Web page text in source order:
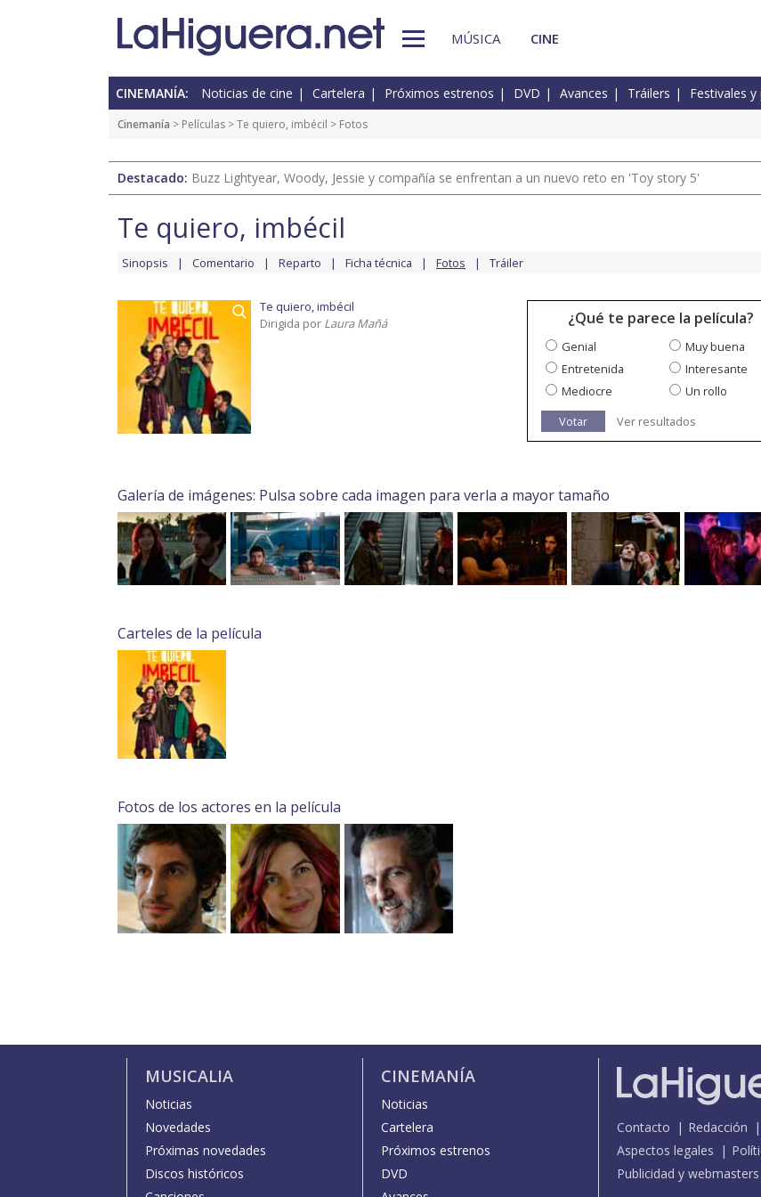
MÚSICA CINE
CINEMANÍA: Noticias de cine Cartelera Próximos estrenos DVD Avances Tráilers Festivales
Cinemanía > Películas >Te quiero, imbécil > Fotos
Destacado: Buzz Lightyear, Woody, Jessie y compañía se enfrentan a un nuevo reto en 'Toy story 5'
Te quiero, imbécil
Sinopsis Comentario Reparto Ficha técnica Fotos Tráiler
Te quiero, imbécil
Dirigida por Laura Mañá ¿Qué te parece la película?
Genial
Muy buena
Entretenida
Interesante
Mediocre
Un rollo
Votar
Ver resultados
Galería de imágenes: Pulsa sobre cada imagen para verla a mayor tamaño
Carteles de la película
Fotos de los actores en la película
MUSICALIA
Noticias
Novedades
Próximas novedades
Discos históricos
CINEMANÍA
Noticias
Cartelera
Próximos estrenos
DVD
Contacto Redacción
Aspectos legales
Publicidad y webmasters